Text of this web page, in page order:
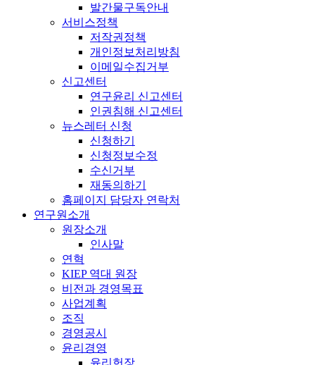
발간물구독안내
서비스정책
저작권정책
개인정보처리방침
이메일수집거부
신고센터
연구윤리 신고센터
인권침해 신고센터
뉴스레터 신청
신청하기
신청정보수정
수신거부
재동의하기
홈페이지 담당자 연락처
연구원소개
원장소개
인사말
연혁
KIEP 역대 원장
비전과 경영목표
사업계획
조직
경영공시
윤리경영
윤리헌장